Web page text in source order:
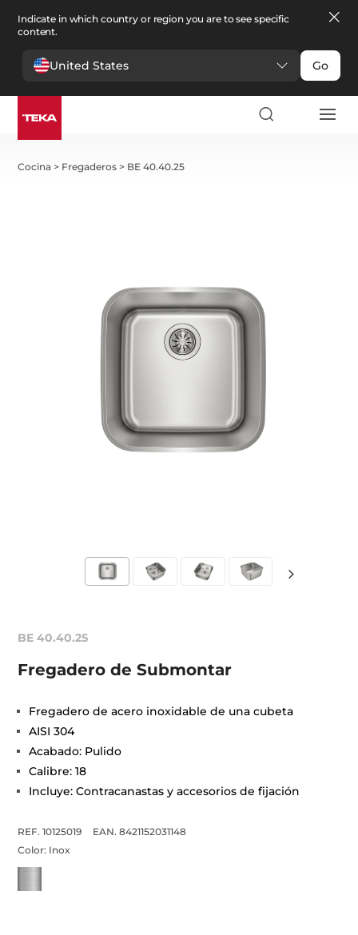
Indicate in which country or region you are to see specific
content.
United States Go
Cocina > Fregaderos > BE 40.40.25
BE 40.40.25
Fregadero de Submontar
Fregadero de acero inoxidable de una cubeta
AISI 304
Acabado: Pulido
Calibre: 18
Incluye: Contracanastas y accesorios de fijación
REF. 10125019
EAN. 8421152031148
Color: Inox